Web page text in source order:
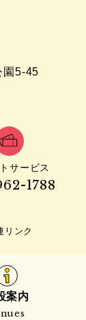
園5-45
サービス
1788
リンク
案内